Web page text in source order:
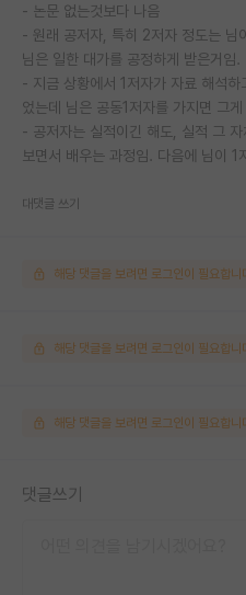
- 논문 없는것보다 나음
- 원래 공저자, 특히 2저자 정도는 님
님은 일한 대가를 공정하게 받은거임.
- 지금 상황에서 1저자가 자료 해석
었는데 님은 공동1저자를 가지면 그
- 공저자는 실적이긴 해도, 실적 그
보면서 배우는 과정임. 다음에 님이 1
대댓글 쓰기
해당 댓글을 보려면 로그인이 필요합니
해당 댓글을 보려면 로그인이 필요합니
해당 댓글을 보려면 로그인이 필요합니
댓글쓰기